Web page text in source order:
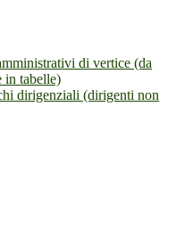
di vertice (da
in tabelle)
dirigenziali (dirigenti non